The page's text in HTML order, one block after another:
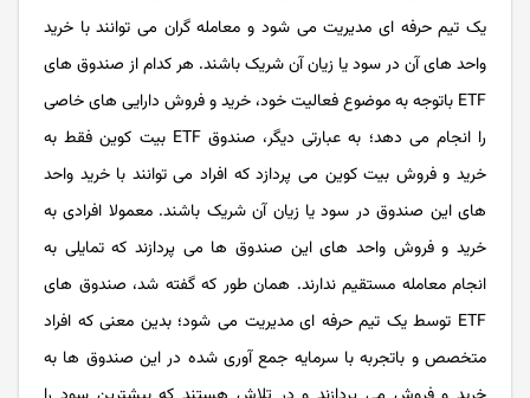
یک تیم حرفه ای مدیریت می شود و معامله گران می توانند با خرید
واحد های آن در سود یا زیان آن شریک باشند. هر کدام از صندوق های
ETF باتوجه به موضوع فعالیت خود، خرید و فروش دارایی های خاصی
را انجام می دهد؛ به عبارتی دیگر، صندوق ETF بیت کوین فقط به
خرید و فروش بیت کوین می پردازد که افراد می توانند با خرید واحد
های این صندوق در سود یا زیان آن شریک باشند. معمولا افرادی به
خرید و فروش واحد های این صندوق ها می پردازند که تمایلی به
انجام معامله مستقیم ندارند. همان طور که گفته شد، صندوق های
ETF توسط یک تیم حرفه ای مدیریت می شود؛ بدین معنی که افراد
متخصص و باتجربه با سرمایه جمع آوری شده در این صندوق ها به